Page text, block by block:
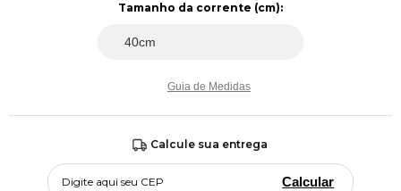
Tamanho da corrente (cm):
Guia de Medidas
Calcule sua entrega
Calcular